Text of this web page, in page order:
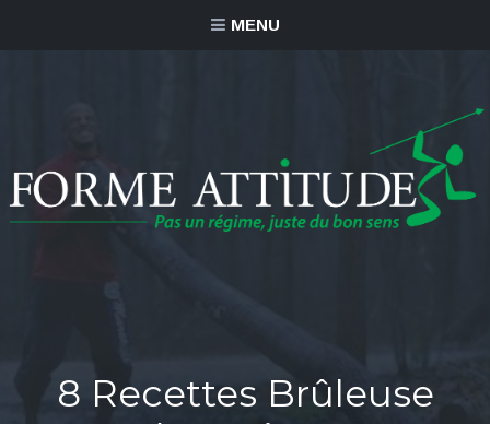
MENU
8 Recettes Brûleuse